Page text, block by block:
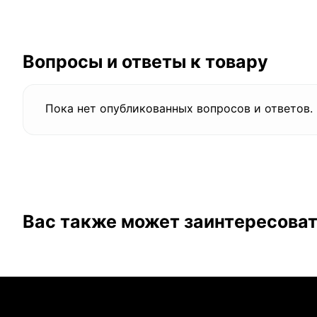
Вопросы и ответы к товару
Пока нет опубликованных вопросов и ответов.
Вас также может